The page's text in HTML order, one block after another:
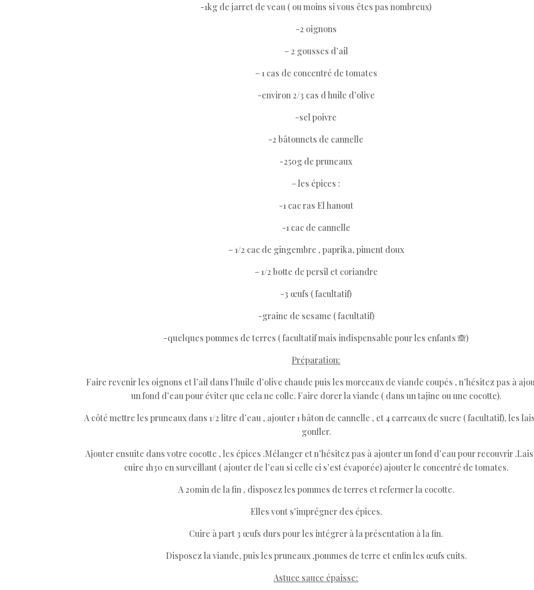
-1kg de jarret de veau ( ou moins si vous êtes pas nombreux)
-2 oignons
– 2 gousses d’ail
– 1 cas de concentré de tomates
-environ 2/3 cas d huile d’olive
-sel poivre
-2 bâtonnets de cannelle
-250g de pruneaux
– les épices :
-1 cac ras El hanout
-1 cac de cannelle
– 1/2 cac de gingembre , paprika, piment doux
– 1/2 botte de persil et coriandre
-3 œufs ( facultatif)
-graine de sesame ( facultatif)
-quelques pommes de terres ( facultatif mais indispensable pour les enfants 🙈)
Préparation:
Faire revenir les oignons et l’ail dans l’huile d’olive chaude puis les morceaux de viande coupés , n’hésitez pas à
un fond d’eau pour éviter que cela ne colle. Faire dorer la viande ( dans un tajine ou une cocotte).
A côté mettre les pruneaux dans 1/2 litre d’eau , ajouter 1 bâton de cannelle , et 4 carreaux de sucre ( facultatif), les
gonfler.
Ajouter ensuite dans votre cocotte , les épices .Mélanger et n’hésitez pas à ajouter un fond d’eau pour recouvrir
cuire 1h30 en surveillant ( ajouter de l’eau si celle ci s’est évaporée) ajouter le concentré de tomates.
A 20min de la fin , disposez les pommes de terres et refermer la cocotte.
Elles vont s’imprégner des épices.
Cuire à part 3 œufs durs pour les intégrer à la présentation à la fin.
Disposez la viande, puis les pruneaux ,pommes de terre et enfin les œufs cuits.
Astuce sauce épaisse: